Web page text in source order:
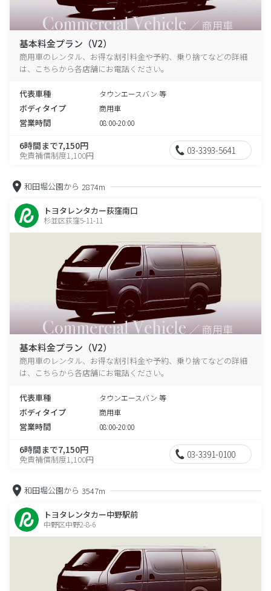
基本料金プラン（V2）
商用車のレンタル、お得な割引料金や予約、乗り捨てなどの詳細
は、こちらから各店舗にお電話ください。
代表車種 タウンエースバン 等
ボディタイプ 商用車
営業時間 08:00-20:00
6時間まで7,150円
免責補償制度1,100円 03-3393-5641
和田堀公園から 2874m
トヨタレンタカー荻窪南口
杉並区荻窪5-11-11
基本料金プラン（V2）
商用車のレンタル、お得な割引料金や予約、乗り捨てなどの詳細
は、こちらから各店舗にお電話ください。
代表車種 タウンエースバン 等
ボディタイプ 商用車
営業時間 08:00-20:00
6時間まで7,150円
免責補償制度1,100円 03-3391-0100
和田堀公園から 3547m
トヨタレンタカー中野駅前
中野区中野2-8-6